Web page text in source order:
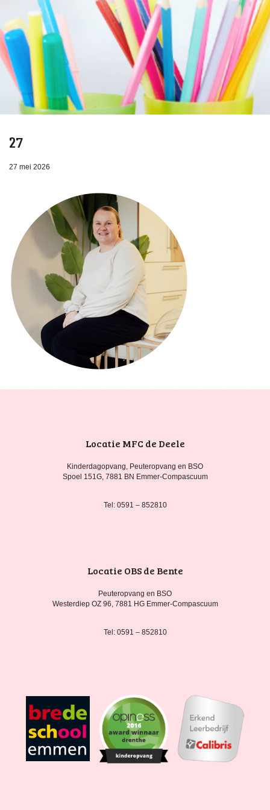
27
27 mei 2026
Locatie MFC de Deele
Kinderdagopvang, Peuteropvang en BSO
Spoel 151G, 7881 BN Emmer-Compascuum
Tel: 0591 – 852810
Locatie OBS de Bente
Peuteropvang en BSO
Westerdiep OZ 96, 7881 HG Emmer-Compascuum
Tel: 0591 – 852810